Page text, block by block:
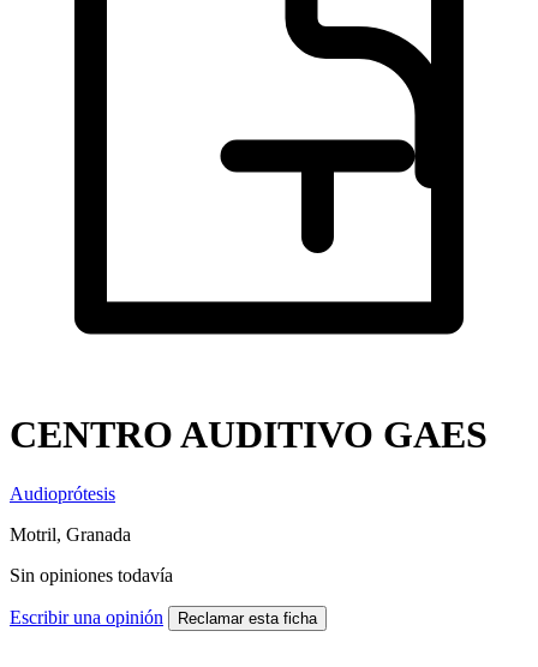
CENTRO AUDITIVO GAES
Audioprótesis
Motril, Granada
Sin opiniones todavía
Escribir una opinión Reclamar esta ficha